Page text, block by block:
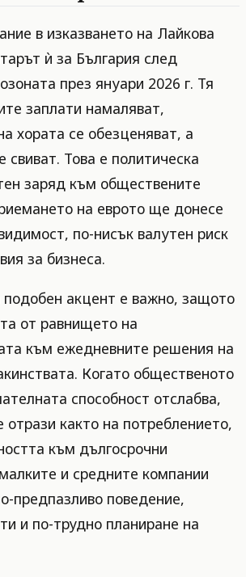
в изказването на Лайкова
ѝ за България след
през януари 2026 г. Тя
заплати намаляват,
хората се обезценяват, а
свиват. Това е политическа
заряд към обществените
на еврото ще донесе
по-нисък валутен риск
за бизнеса.
подобен акцент е важно, защото
от равнището на
към ежедневните решения на
Когато общественото
способност отслабва,
както на потреблението,
към дългосрочни
и средните компании
предпазливо поведение,
и по-трудно планиране на